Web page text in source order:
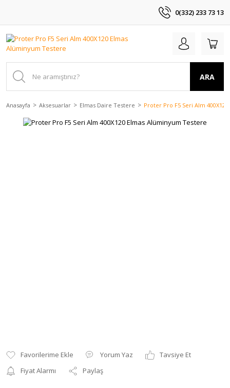
0(332) 233 73 13
ARA
Anasayfa Aksesuarlar Elmas Daire Testere Proter Pro F5 Seri Alm
Yorum Yaz
Tavsiye Et
Fiyat Alarmı
Paylaş